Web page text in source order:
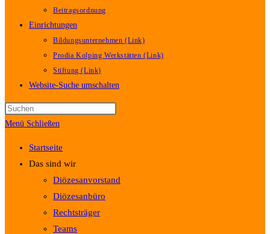
Beitragsordnung
Einrichtungen
Bildungsunternehmen (Link)
Prodia Kolping Werkstätten (Link)
Stiftung (Link)
Website-Suche umschalten
Menü Schließen
Startseite
Das sind wir
Diözesanvorstand
Diözesanbüro
Rechtsträger
Teams